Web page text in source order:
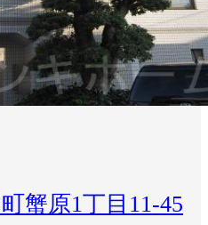
蟹原1丁目11-45